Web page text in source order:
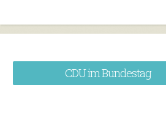
CDU im Bundestag